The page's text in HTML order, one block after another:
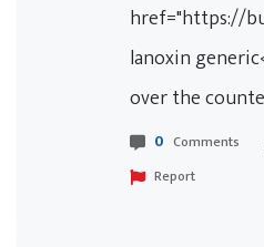
href="https://
lanoxin
over the
0 Comments
Report